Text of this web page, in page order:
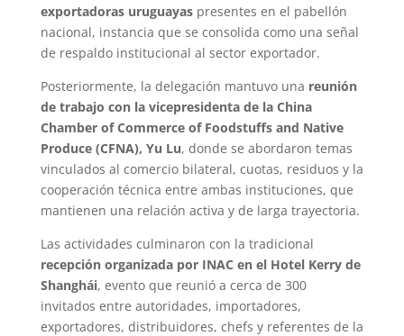
exportadoras uruguayaspresentes en el pabellón
nacional, instancia que se consolida como una señal
de respaldo institucional al sector exportador.
Posteriormente, la delegación mantuvo una reunión
de trabajo con la vicepresidenta de la China
Chamber of Commerce of Foodstuffs and Native
Produce (CFNA), Yu Lu, donde se abordaron temas
vinculados al comercio bilateral, cuotas, residuos y la
cooperación técnica entre ambas instituciones, que
mantienen una relación activa y de larga trayectoria.
Las actividades culminaron con la tradicional
recepción organizada por INAC en el Hotel Kerry de
Shanghái, evento que reunió a cerca de 300
invitados entre autoridades, importadores,
exportadores, distribuidores, chefs y referentes de la